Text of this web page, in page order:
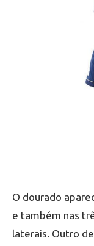
O dourado
e também nas
laterais. Outro